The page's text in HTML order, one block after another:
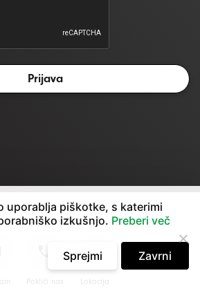
Pokliči nas Lokacija
© 2026 Alples
uporablja piškotke, s katerimi
izkušnjo. Preberi več
Sprejmi Zavrni